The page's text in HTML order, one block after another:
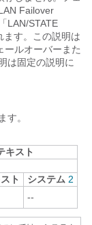
Failover
LAN/STATE
す。この説明は
ールオーバーまた
は固定の説明に
す。
キスト
ト
システム 2
--